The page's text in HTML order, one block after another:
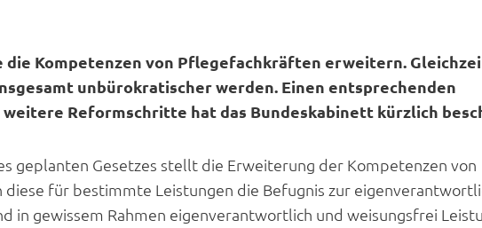
die Kompetenzen von Pflegefachkräften erweitern.
unbürokratischer werden. Einen entsprechenden
Reformschritte hat das Bundeskabinett kürzlich
geplanten Gesetzes stellt die Erweiterung der Kompetenzen von
diese für bestimmte Leistungen die Befugnis zur
in gewissem Rahmen eigenverantwortlich und weisungsfrei